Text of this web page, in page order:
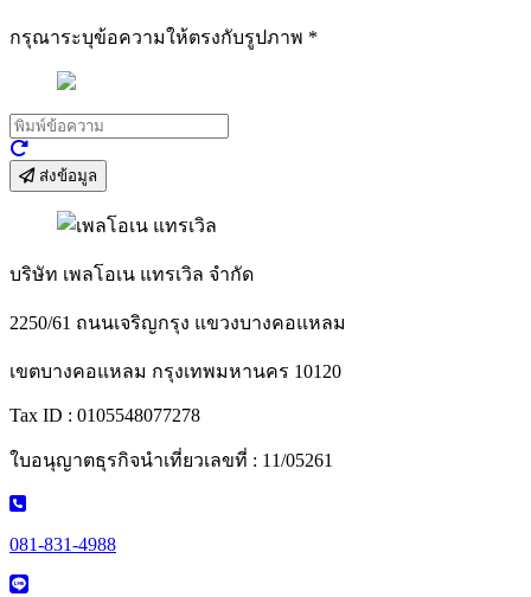
กรุณาระบุข้อความให้ตรงกับรูปภาพ *
ส่งข้อมูล
บริษัท เพลโอเน แทรเวิล จำกัด
2250/61 ถนนเจริญกรุง แขวงบางคอแหลม
เขตบางคอแหลม กรุงเทพมหานคร 10120
Tax ID : 0105548077278
ใบอนุญาตธุรกิจนำเที่ยวเลขที่ : 11/05261
081-831-4988